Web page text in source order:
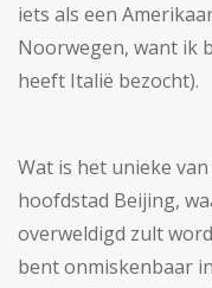
iets als een
Noorwegen, want ik
heeft Italië bezocht).
Wat is het unieke
hoofdstad Beijing,
overweldigd zult
bent onmiskenbaar